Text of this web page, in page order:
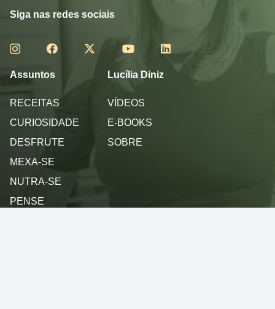
Siga nas redes sociais
Assuntos
RECEITAS
CURIOSIDADE
DESFRUTE
MEXA-SE
NUTRA-SE
PENSE
Lucília Diniz
VÍDEOS
E-BOOKS
SOBRE